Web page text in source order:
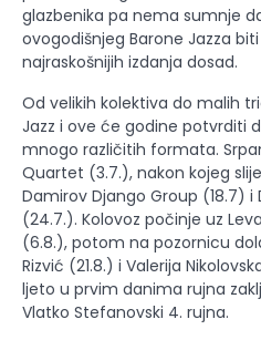
glazbenika pa nema sumnje
ovogodišnjeg Barone Jazza
najraskošnijih izdanja dosad.
Od velikih kolektiva do malih
Jazz i ove će godine potvrditi
mnogo različitih formata.
Quartet (3.7.), nakon kojeg
Damirov Django Group (18.7) i
(24.7.). Kolovoz počinje uz
(6.8.), potom na pozornicu
Rizvić (21.8.) i Valerija
ljeto u prvim danima rujna
Vlatko Stefanovski 4. rujna.